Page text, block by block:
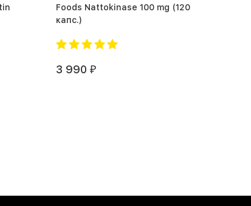
Foods Nattokinase 100 mg (120
капс.)
3 990 ₽